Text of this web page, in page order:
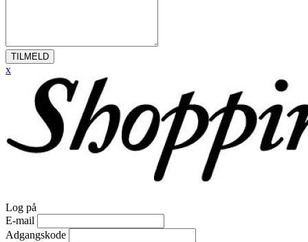
TILMELD
x
Log på
E-mail
Adgangskode